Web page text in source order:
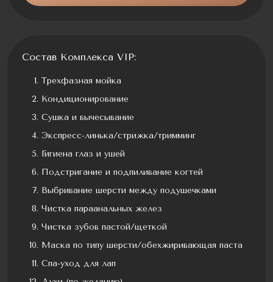
Состав Комплекса VIP:
Трехфазная мойка
Кондиционирование
Сушка и вычесывание
Экспресс-линька/стрижка/тримминг
Гигиена глаз и ушей
Подстригание и подпиливание когтей
Выбривание шерсти между подушечками
Чистка параанальных желез
Чистка зубов пастой/щеткой
Маска по типу шерсти/обехжиривающая паста
Спа-уход для лап